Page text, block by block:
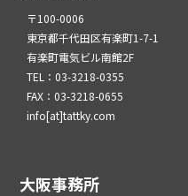
〒100-0006
東京都千代田区有楽町1-7-1
有楽町電気ビル南館2F
TEL：03-3218-0355
FAX：03-3218-0655
info[at]tattky.com
大阪事務所